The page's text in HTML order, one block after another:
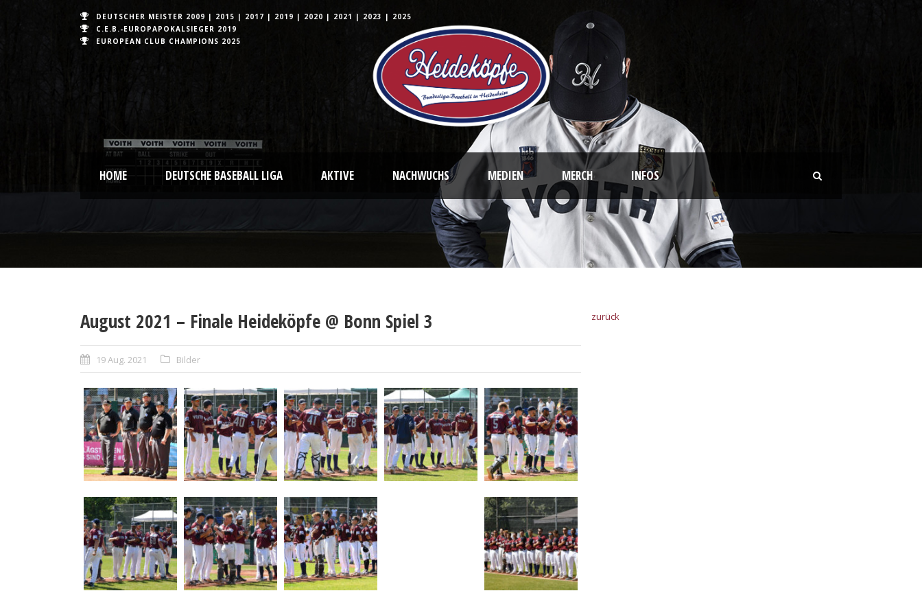
DEUTSCHER MEISTER 2009 | 2015 | 2017 | 2019 | 2020 | 2021 | 2023 | 2025
C.E.B.-EUROPAPOKALSIEGER 2019
EUROPEAN CLUB CHAMPIONS 2025
HOME DEUTSCHE BASEBALL LIGA AKTIVE NACHWUCHS MEDIEN MERCH INFOS
August 2021 – Finale Heideköpfe @ Bonn Spiel 3
19 Aug. 2021 Bilder
zurück